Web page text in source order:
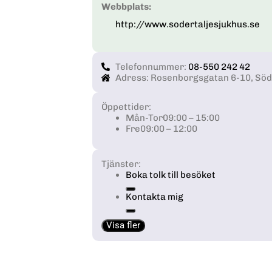
Webbplats:
http://www.sodertaljesjukhus.se
Telefonnummer: 08-550 242 42
Adress: Rosenborgsgatan 6-10,
Öppettider:
Mån-Tor09:00 – 15:00
Fre09:00 – 12:00
Tjänster:
Boka tolk till besöket
Kontakta mig
Visa fler